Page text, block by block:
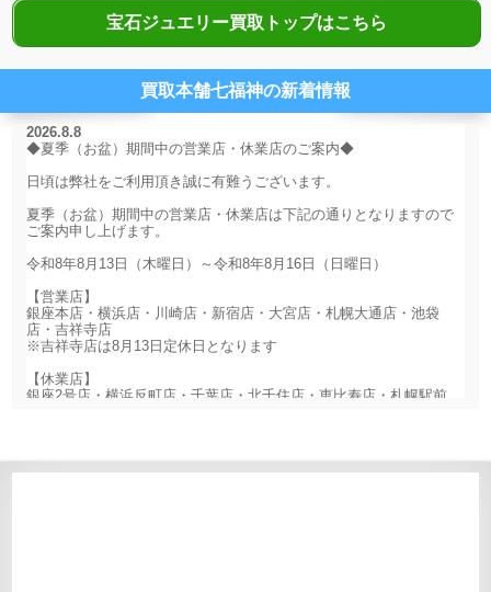
宝石ジュエリー買取トップはこちら
買取本舗七福神の新着情報